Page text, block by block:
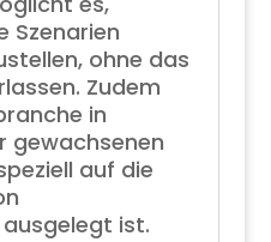
Szenarien
ohne das
Zudem
in
gewachsenen
auf die
ist.